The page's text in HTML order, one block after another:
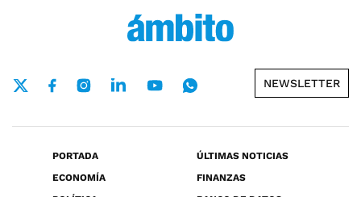
NEWSLETTER
PORTADA
ÚLTIMAS NOTICIAS
ECONOMÍA
FINANZAS